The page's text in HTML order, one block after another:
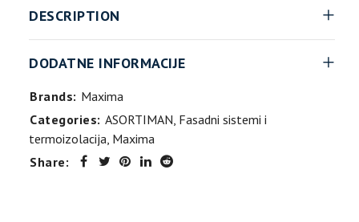
DESCRIPTION
DODATNE INFORMACIJE
Brands: Maxima
Categories: ASORTIMAN, Fasadni sistemi i
termoizolacija, Maxima
Share: